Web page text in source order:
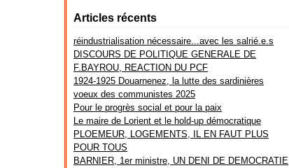
Articles récents
réindustrialisation nécessaire...avec les salrié.e.s
DISCOURS DE POLITIQUE GENERALE DE
F.BAYROU, REACTION DU PCF
1924-1925 Douarnenez, la lutte des sardinières
voeux des communistes 2025
Pour le progrès social et pour la paix
Le maire de Lorient et le hold-up démocratique
PLOEMEUR, LOGEMENTS, IL EN FAUT PLUS
POUR TOUS
BARNIER, 1er ministre, UN DENI DE DEMOCRATIE